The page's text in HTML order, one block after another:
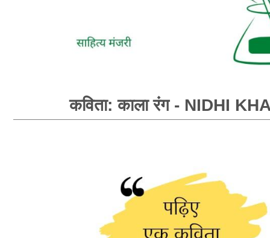
कविता: काला रंग - NIDHI